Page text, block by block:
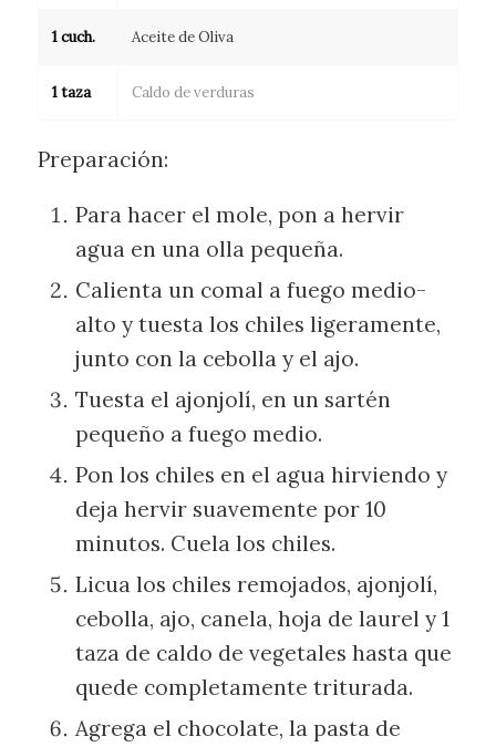
1 cuch. Aceite de Oliva
1 taza Caldo de verduras
Preparación:
Para hacer el mole, pon a hervir
agua en una olla pequeña.
Calienta un comal a fuego medio-
alto y tuesta los chiles ligeramente,
junto con la cebolla y el ajo.
Tuesta el ajonjolí, en un sartén
pequeño a fuego medio.
Pon los chiles en el agua hirviendo y
deja hervir suavemente por 10
minutos. Cuela los chiles.
Licua los chiles remojados, ajonjolí,
cebolla, ajo, canela, hoja de laurel y 1
taza de caldo de vegetales hasta que
quede completamente triturada.
Agrega el chocolate, la pasta de